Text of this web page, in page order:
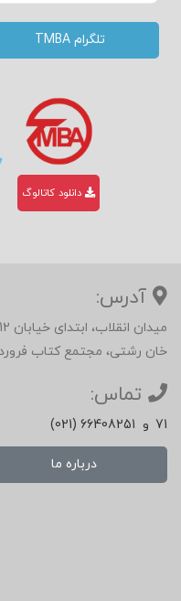
تلگرام TMBA
دانلود کاتالوگ
آدرس:
خان رشتی، مجتمع کتاب
تماس:
(021) 66408251 و 71
درباره ما